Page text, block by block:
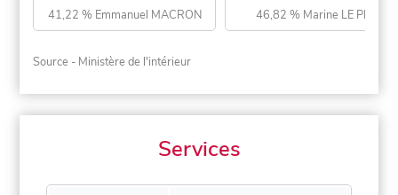
41,22 % Emmanuel MACRON 46,82 % Marine LE PEN
Source - Ministère de l'intérieur
Services